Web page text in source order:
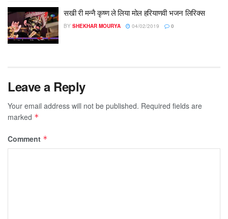
सखी री मन्नै कृष्ण ले लिया मोल हरियाणवी भजन लिरिक्स
BY SHEKHAR MOURYA 04/02/2019 0
Leave a Reply
Your email address will not be published. Required fields are
marked *
Comment *